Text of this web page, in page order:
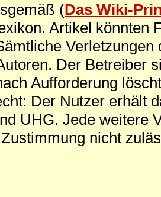
(Das Wiki-
Artikel könnten
Der Betreiber
Aufforderung
Der Nutzer erhält
UHG. Jede weitere
nicht